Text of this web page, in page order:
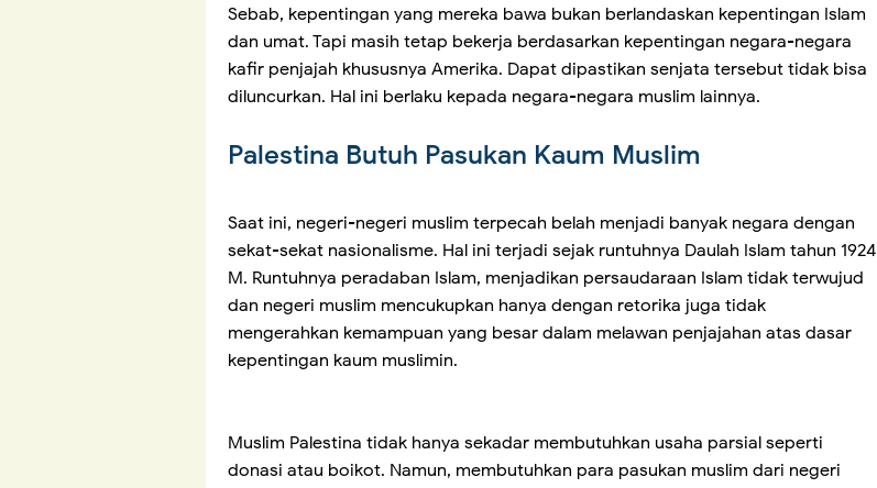
Sebab, kepentingan yang mereka bawa bukan berlandaskan kepentingan Islam
dan umat. Tapi masih tetap bekerja berdasarkan kepentingan negara-negara
kafir penjajah khususnya Amerika. Dapat dipastikan senjata tersebut tidak bisa
diluncurkan. Hal ini berlaku kepada negara-negara muslim lainnya.
Palestina Butuh Pasukan Kaum Muslim
Saat ini, negeri-negeri muslim terpecah belah menjadi banyak negara dengan
sekat-sekat nasionalisme. Hal ini terjadi sejak runtuhnya Daulah Islam tahun 1924
M. Runtuhnya peradaban Islam, menjadikan persaudaraan Islam tidak terwujud
dan negeri muslim mencukupkan hanya dengan retorika juga tidak
mengerahkan kemampuan yang besar dalam melawan penjajahan atas dasar
kepentingan kaum muslimin.
Muslim Palestina tidak hanya sekadar membutuhkan usaha parsial seperti
donasi atau boikot. Namun, membutuhkan para pasukan muslim dari negeri